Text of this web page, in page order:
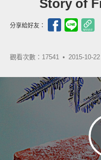
Story of
分享給好友：
觀看次數：17541 • 2015-10-22